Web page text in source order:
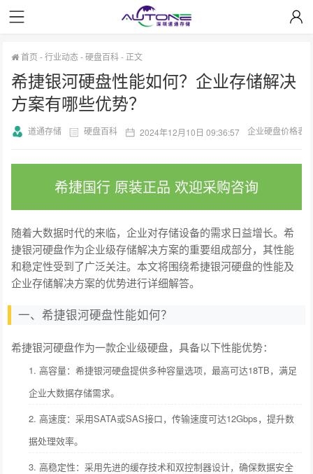
首页 -行业动态-硬盘百科- 正文
希捷银河硬盘性能如何？企业存储解决
方案有哪些优势？
道通存储 硬盘百科 2024年12月10日 09:36:57 企业硬盘价格表
希捷国行 原装正品 欢迎采购咨询
随着大数据时代的来临，企业对存储设备的需求日益增长。希
捷银河硬盘作为企业级存储解决方案的重要组成部分，其性能
和稳定性受到了广泛关注。本文将围绕希捷银河硬盘的性能及
企业存储解决方案的优势进行详细解答。
一、希捷银河硬盘性能如何？
希捷银河硬盘作为一款企业级硬盘，具备以下性能优势：
1. 高容量：希捷银河硬盘提供多种容量选项，最高可达18TB，满足
企业大数据存储需求。
2. 高速度：采用SATA或SAS接口，传输速度可达12Gbps，提升数
据处理效率。
3. 高稳定性：采用先进的缓存技术和双控制器设计，确保数据安全